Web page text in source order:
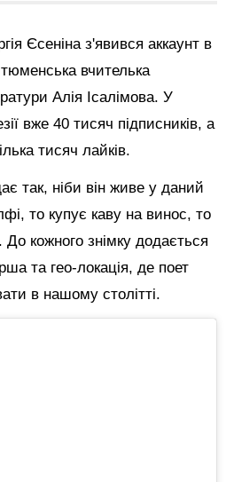
Єсеніна з'явився аккаунт в
вчителька
Алія Ісалімова. У
вже 40 тисяч підписників, а
тисяч лайків.
так, ніби він живе у даний
то купує каву на винос, то
До кожного знімку додається
та гео-локація, де поет
в нашому столітті.